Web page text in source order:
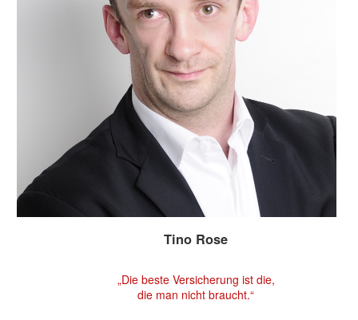
Tino Rose
„Die beste Versicherung ist die,
die man nicht braucht.“